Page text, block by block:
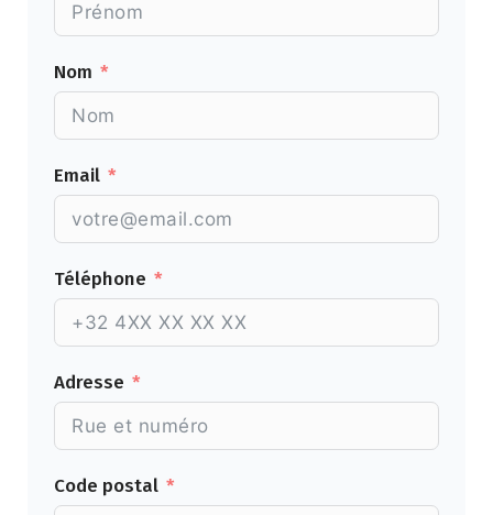
Nom
Email
Téléphone
Adresse
Code postal